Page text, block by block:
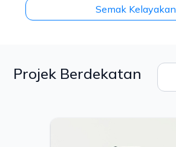
Semak Kelayakan
Projek Berdekatan